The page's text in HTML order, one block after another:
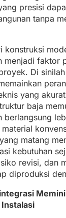
presisi
tanpa
konstruksi
menjadi faktor
Di
yang
baja
berlangsung
matang
kebutuhan
revisi, dan
diproduksi